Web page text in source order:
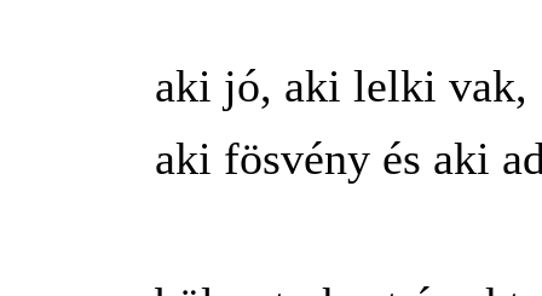
aki jó, aki lelki vak,
aki fösvény és aki